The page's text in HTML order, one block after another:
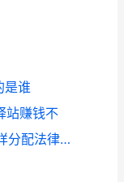
是谁
站赚钱不
80岁丧葬费一览表 丧葬费继承人怎样分配法律规定